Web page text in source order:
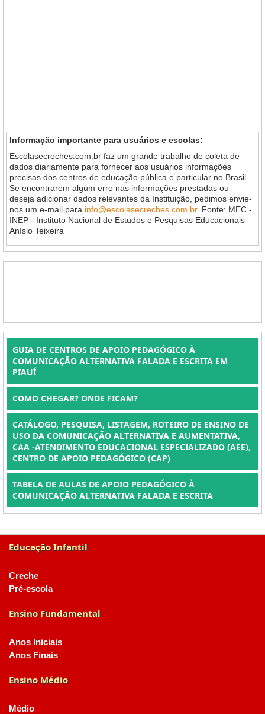
Informação importante para usuários e escolas:
Escolasecreches.com.br faz um grande trabalho de coleta de
dados diariamente para fornecer aos usuários informações
precisas dos centros de educação pública e particular no Brasil.
Se encontrarem algum erro nas informações prestadas ou
deseja adicionar dados relevantes da Instituição, pedimos envie-
nos um e-mail para info@escolasecreches.com.br. Fonte: MEC -
INEP - Instituto Nacional de Estudos e Pesquisas Educacionais
Anísio Teixeira
GUIA DE CENTROS DE APOIO PEDAGÓGICO À
COMUNICAÇÃO ALTERNATIVA FALADA E ESCRITA EM
PIAUÍ
COMO CHEGAR? ONDE FICAM?
CATÁLOGO, PESQUISA, LISTAGEM, ROTEIRO DE ENSINO DE
USO DA COMUNICAÇÃO ALTERNATIVA E AUMENTATIVA,
CAA -ATENDIMENTO EDUCACIONAL ESPECIALIZADO (AEE),
CENTRO DE APOIO PEDAGÓGICO (CAP)
TABELA DE AULAS DE APOIO PEDAGÓGICO À
COMUNICAÇÃO ALTERNATIVA FALADA E ESCRITA
Educação Infantil
Creche
Pré-escola
Ensino Fundamental
Anos Iniciais
Anos Finais
Ensino Médio
Médio